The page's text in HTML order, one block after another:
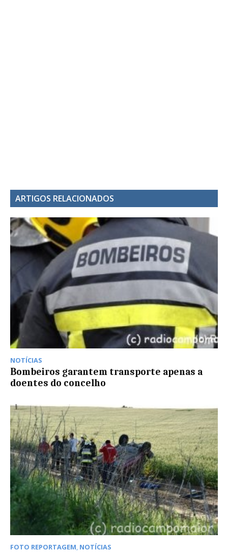
ARTIGOS RELACIONADOS
NOTÍCIAS
Bombeiros garantem transporte apenas a
doentes do concelho
FOTO REPORTAGEM, NOTÍCIAS